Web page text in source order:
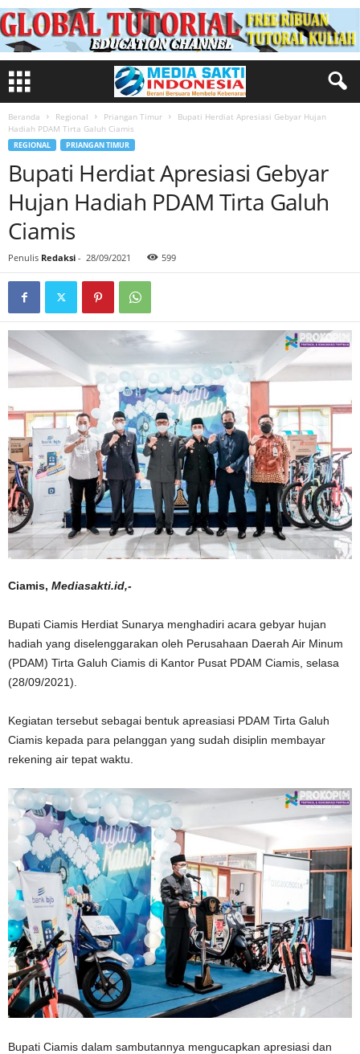
Beranda Regional Priangan Timur
Bupati Herdiat Apresiasi Gebyar Hujan
Hadiah PDAM Tirta Galuh Ciamis
REGIONAL PRIANGAN TIMUR
Bupati Herdiat Apresiasi Gebyar
Hujan Hadiah PDAM Tirta Galuh
Ciamis
Penulis Redaksi - 28/09/2021 599
Ciamis, Mediasakti.id,-
Bupati Ciamis Herdiat Sunarya menghadiri acara gebyar hujan
hadiah yang diselenggarakan oleh Perusahaan Daerah Air Minum
(PDAM) Tirta Galuh Ciamis di Kantor Pusat PDAM Ciamis, selasa
(28/09/2021).
Kegiatan tersebut sebagai bentuk apreasiasi PDAM Tirta Galuh
Ciamis kepada para pelanggan yang sudah disiplin membayar
rekening air tepat waktu.
Bupati Ciamis dalam sambutannya mengucapkan apresiasi dan